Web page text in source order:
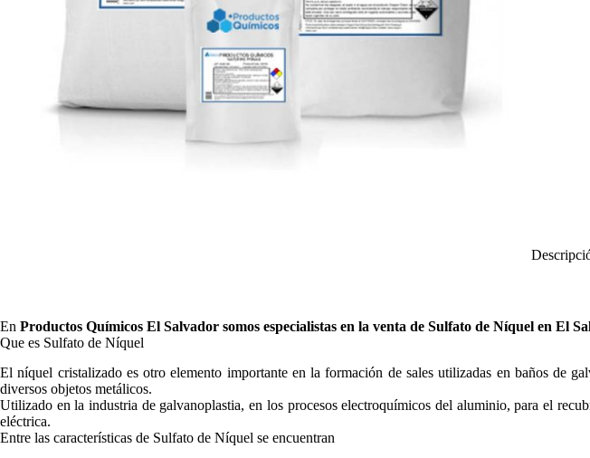
En Productos Químicos El Salvador somos especialistas en la venta de Sulfato de Níquel en El
Que es Sulfato de Níquel
El níquel cristalizado es otro elemento importante en la formación de sales utilizadas en baños de
diversos objetos metálicos.
Utilizado en la industria de galvanoplastia, en los procesos electroquímicos del aluminio, para el
eléctrica.
Entre las características de Sulfato de Níquel se encuentran